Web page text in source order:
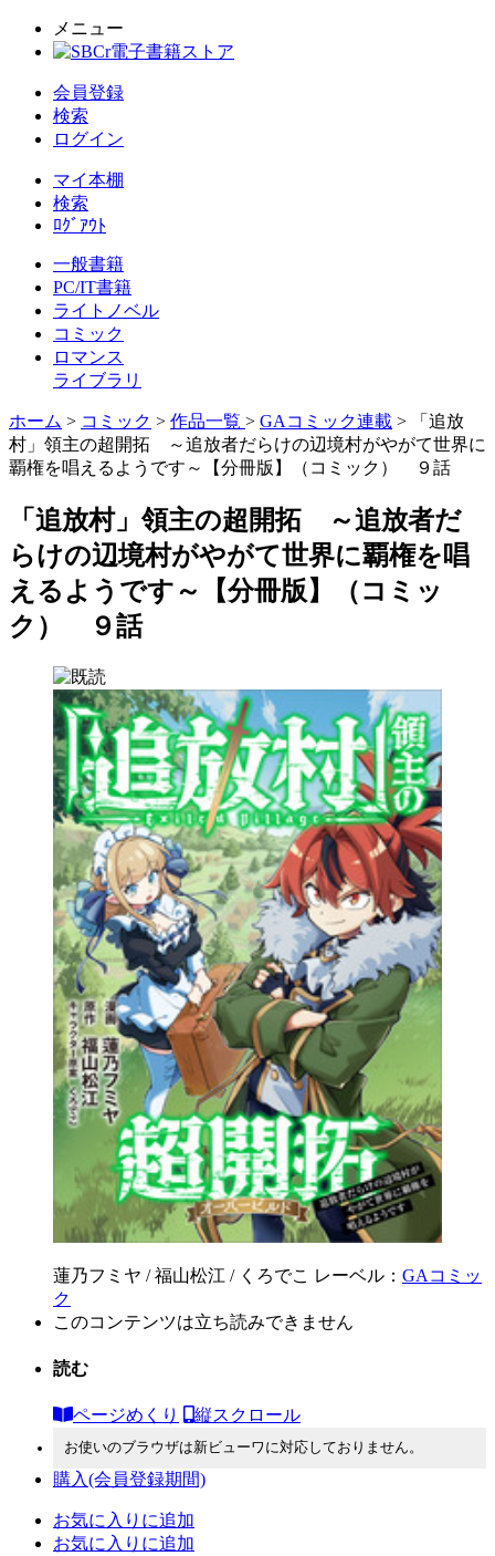
メニュー
会員登録
検索
ログイン
マイ本棚
検索
ﾛｸﾞｱｳﾄ
一般書籍
PC/IT書籍
ライトノベル
コミック
ロマンス
ライブラリ
ホーム > コミック > 作品一覧 > GAコミック連載 > 「追放
村」領主の超開拓 ～追放者だらけの辺境村がやがて世界に
覇権を唱えるようです～【分冊版】（コミック） ９話
「追放村」領主の超開拓 ～追放者だ
らけの辺境村がやがて世界に覇権を唱
えるようです～【分冊版】（コミッ
ク） ９話
蓮乃フミヤ / 福山松江 / くろでこ レーベル： GAコミッ
ク
このコンテンツは立ち読みできません
読む
ページめくり 縦スクロール
お使いのブラウザは新ビューワに対応しておりません。
購入(会員登録期間)
お気に入りに追加
お気に入りに追加